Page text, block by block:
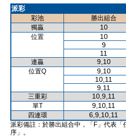
派彩
彩池 勝出組合
獨贏
10
位置 10
9
11
連贏 9,10
位置Q 9,10
10,11
9,11
三重彩 10,9,11
單T 9,10,11
四連環 6,9,10,11
派彩備註：於勝出組合中，「F」代表
序」。